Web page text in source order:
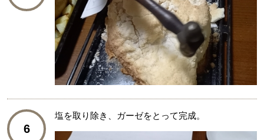
6
塩を取り除き、ガーゼをとって完成。